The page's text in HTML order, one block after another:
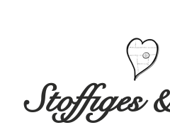
Stoffiges